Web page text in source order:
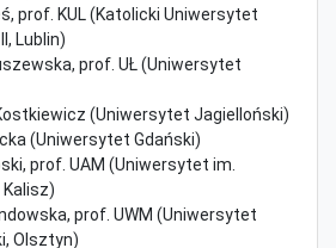
prof. KUL (Katolicki Uniwersytet
Lublin)
prof. UŁ (Uniwersytet
(Uniwersytet Jagielloński)
(Uniwersytet Gdański)
prof. UAM (Uniwersytet im.
prof. UWM (Uniwersytet
Olsztyn)